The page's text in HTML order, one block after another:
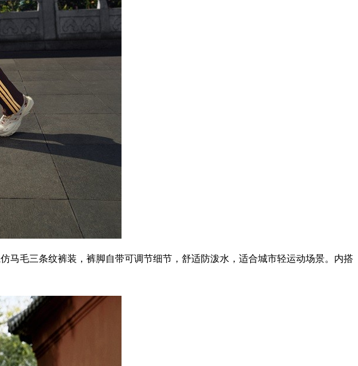
毛三条纹裤装，裤脚自带可调节细节，舒适防泼水，适合城市轻运动场景。内搭